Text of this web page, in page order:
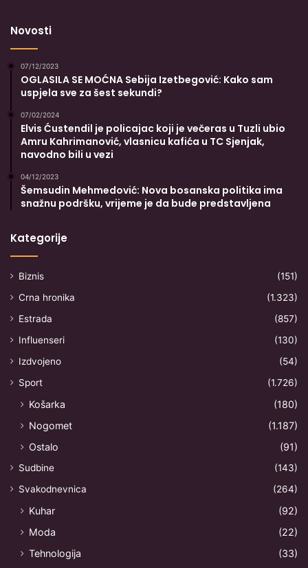
Novosti
07/12/2023
OGLASILA SE MOĆNA Sebija Izetbegović: Kako sam
uspjela sve za šest sekundi?
07/02/2024
Elvis Ćustendil je policajac koji je večeras u Tuzli ubio
Amru Kahrimanović, vlasnicu kafića u TC Sjenjak,
navodno bili u vezi
04/12/2023
Šemsudin Mehmedović: Nova bosanska politika ima
snažnu podršku, vrijeme je da bude predstavljena
Kategorije
Biznis
(151)
Crna hronika
(1.323)
Estrada
(857)
Influenseri
(130)
Izdvojeno
(54)
Sport
(1.726)
Košarka
(180)
Nogomet
(1.187)
Ostalo
(91)
Sudbine
(143)
Svakodnevnica
(264)
Kuhar
(92)
Moda
(22)
Tehnologija
(33)